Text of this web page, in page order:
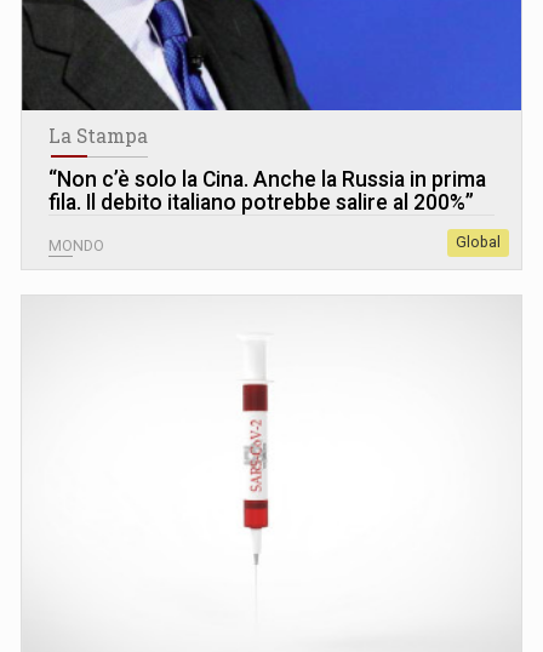
La Stampa
“Non c’è solo la Cina. Anche la Russia in prima
fila. Il debito italiano potrebbe salire al 200%”
MONDO Global